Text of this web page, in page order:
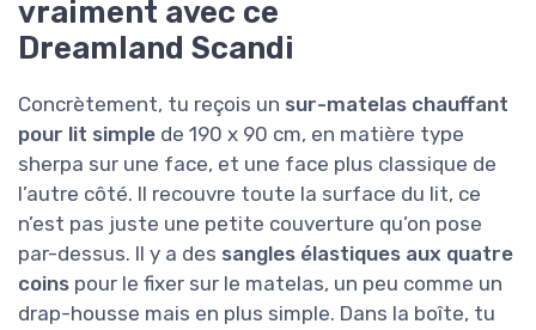
vraiment avec ce
Dreamland Scandi
Concrètement, tu reçois un sur-matelas chauffant
pour lit simple de 190 x 90 cm, en matière type
sherpa sur une face, et une face plus classique de
l’autre côté. Il recouvre toute la surface du lit, ce
n’est pas juste une petite couverture qu’on pose
par-dessus. Il y a des sangles élastiques aux quatre
coins pour le fixer sur le matelas, un peu comme un
drap-housse mais en plus simple. Dans la boîte, tu